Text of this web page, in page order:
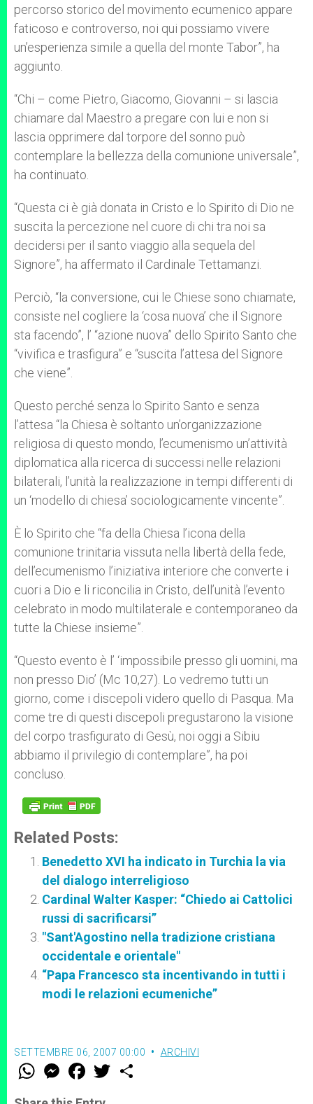
percorso storico del movimento ecumenico appare
faticoso e controverso, noi qui possiamo vivere
un’esperienza simile a quella del monte Tabor”, ha
aggiunto.
“Chi – come Pietro, Giacomo, Giovanni – si lascia
chiamare dal Maestro a pregare con lui e non si
lascia opprimere dal torpore del sonno può
contemplare la bellezza della comunione universale”,
ha continuato.
“Questa ci è già donata in Cristo e lo Spirito di Dio ne
suscita la percezione nel cuore di chi tra noi sa
decidersi per il santo viaggio alla sequela del
Signore”, ha affermato il Cardinale Tettamanzi.
Perciò, “la conversione, cui le Chiese sono chiamate,
consiste nel cogliere la ‘cosa nuova’ che il Signore
sta facendo”, l’ “azione nuova” dello Spirito Santo che
“vivifica e trasfigura” e “suscita l’attesa del Signore
che viene”.
Questo perché senza lo Spirito Santo e senza
l’attesa “la Chiesa è soltanto un’organizzazione
religiosa di questo mondo, l’ecumenismo un’attività
diplomatica alla ricerca di successi nelle relazioni
bilaterali, l’unità la realizzazione in tempi differenti di
un ‘modello di chiesa’ sociologicamente vincente”.
È lo Spirito che “fa della Chiesa l’icona della
comunione trinitaria vissuta nella libertà della fede,
dell’ecumenismo l’iniziativa interiore che converte i
cuori a Dio e li riconcilia in Cristo, dell’unità l’evento
celebrato in modo multilaterale e contemporaneo da
tutte la Chiese insieme”.
“Questo evento è l’ ‘impossibile presso gli uomini, ma
non presso Dio’ (Mc 10,27). Lo vedremo tutti un
giorno, come i discepoli videro quello di Pasqua. Ma
come tre di questi discepoli pregustarono la visione
del corpo trasfigurato di Gesù, noi oggi a Sibiu
abbiamo il privilegio di contemplare”, ha poi
concluso.
Related Posts:
Benedetto XVI ha indicato in Turchia la via
del dialogo interreligioso
Cardinal Walter Kasper: “Chiedo ai Cattolici
russi di sacrificarsi”
"Sant'Agostino nella tradizione cristiana
occidentale e orientale"
“Papa Francesco sta incentivando in tutti i
modi le relazioni ecumeniche”
SETTEMBRE 06, 2007 00:00 ARCHIVI
W
t
M
e
s
F
a
e
w